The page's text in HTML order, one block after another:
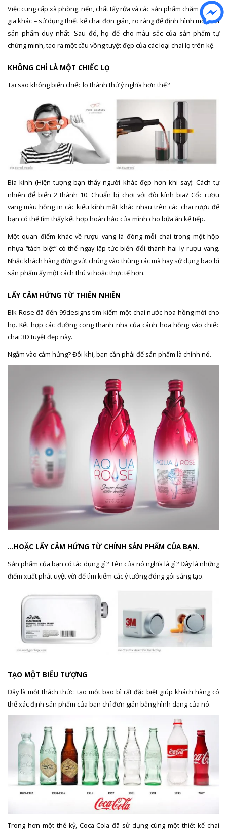
Việc cung cấp xà phòng, nến, chất tẩy rửa và các sản phẩm chăm sóc tại
gia khác – sử dụng thiết kế chai đơn giản, rõ ràng để định hình một loại
sản phẩm duy nhất. Sau đó, họ để cho màu sắc của sản phẩm tự
chứng minh, tạo ra một cầu vồng tuyệt đẹp của các loại chai lọ trên kệ.
KHÔNG CHỈ LÀ MỘT CHIẾC LỌ
Tại sao không biến chiếc lọ thành thứ ý nghĩa hơn thế?
Bia kính (Hiện tượng bạn thấy người khác đẹp hơn khi say): Cách tự
nhiên để biến 2 thành 10. Chuẩn bị chơi với đôi kính bia? Cốc rượu
vang màu hồng in các kiểu kính mắt khác nhau trên các chai rượu để
bạn có thể tìm thấy kết hợp hoàn hảo của mình cho bữa ăn kế tiếp.
Một quan điểm khác về rượu vang là đóng mỗi chai trong một hộp
nhựa “tách biệt” có thể ngay lập tức biến đổi thành hai ly rượu vang.
Nhắc khách hàng đừng vứt chúng vào thùng rác mà hãy sử dụng bao bì
sản phẩm ấy một cách thú vị hoặc thực tế hơn.
LẤY CẢM HỨNG TỪ THIÊN NHIÊN
Blk Rose đã đến 99designs tìm kiếm một chai nước hoa hồng mới cho
họ. Kết hợp các đường cong thanh nhã của cánh hoa hồng vào chiếc
chai 3D tuyệt đẹp này.
Ngắm vào cảm hứng? Đôi khi, bạn cần phải để sản phẩm là chính nó.
…HOẶC LẤY CẢM HỨNG TỪ CHÍNH SẢN PHẨM CỦA BẠN.
Sản phẩm của bạn có tác dụng gì? Tên của nó nghĩa là gì? Đây là những
điểm xuất phát uyệt vời để tìm kiếm các ý tưởng đóng gói sáng tạo.
TẠO MỘT BIỂU TƯỢNG
Đây là một thách thức: tạo một bao bì rất đặc biệt giúp khách hàng có
thể xác định sản phẩm của bạn chỉ đơn giản bằng hình dạng của nó.
Trong hơn một thế kỷ, Coca-Cola đã sử dụng cùng một thiết kế chai